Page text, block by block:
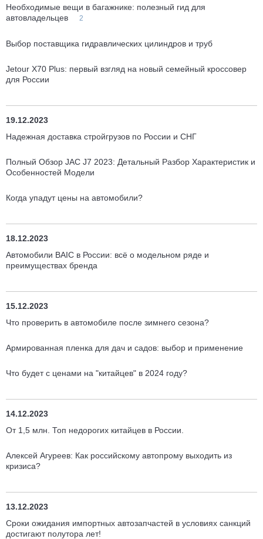
Необходимые вещи в багажнике: полезный гид для
автовладельцев
2
Выбор поставщика гидравлических цилиндров и труб
Jetour X70 Plus: первый взгляд на новый семейный кроссовер
для России
19.12.2023
Надежная доставка стройгрузов по России и СНГ
Полный Обзор JAC J7 2023: Детальный Разбор Характеристик и
Особенностей Модели
Когда упадут цены на автомобили?
18.12.2023
Автомобили BAIC в России: всё о модельном ряде и
преимуществах бренда
15.12.2023
Что проверить в автомобиле после зимнего сезона?
Армированная пленка для дач и садов: выбор и применение
Что будет с ценами на "китайцев" в 2024 году?
14.12.2023
От 1,5 млн. Топ недорогих китайцев в России.
Алексей Агуреев: Как российскому автопрому выходить из
кризиса?
13.12.2023
Сроки ожидания импортных автозапчастей в условиях санкций
достигают полутора лет!